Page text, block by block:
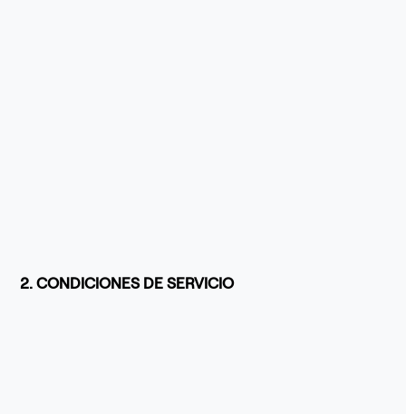
2. CONDICIONES DE SERVICIO